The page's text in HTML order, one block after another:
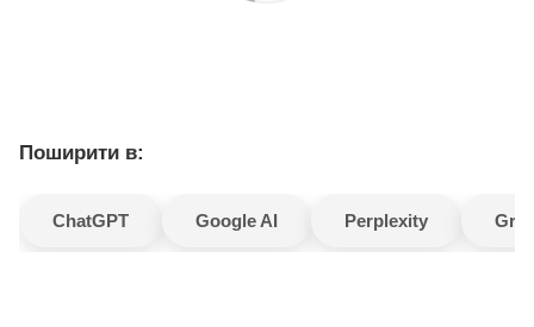
Поширити в:
ChatGPT Google AI Perplexity